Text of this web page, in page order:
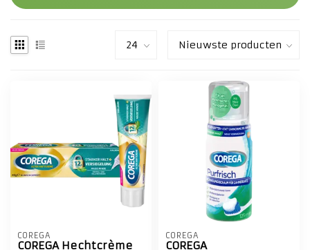
COREGA
COREGA Hechtcrème
COREGA
COREGA